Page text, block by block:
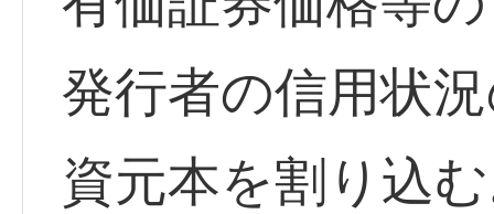
発行者の信用状
資元本を割り込